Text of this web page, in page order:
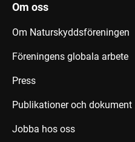
Om oss
Om Naturskyddsföreningen
Föreningens globala arbete
Press
Publikationer och dokument
Jobba hos oss